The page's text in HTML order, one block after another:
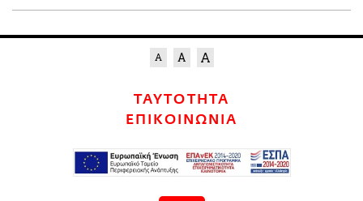
ΤΑΥΤΟΤΗΤΑ
ΕΠΙΚΟΙΝΩΝΙΑ